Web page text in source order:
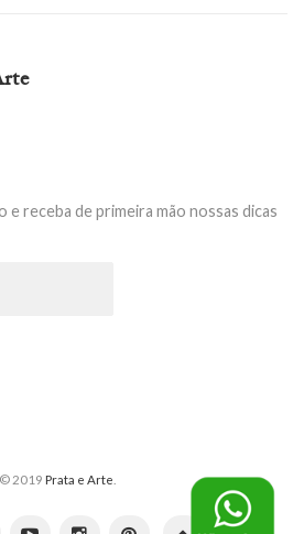
e receba de primeira mão nossas dicas
© 2019 Prata e Arte